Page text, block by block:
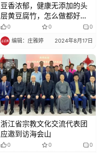
豆香浓郁，健康无添加的头
层黄豆腐竹，怎么做都好
吃！
0 0 0
编辑：庄雅婷 2024年8月17日
资讯
浙江省宗教文化交流代表团
应邀到访海会山
0 0 0